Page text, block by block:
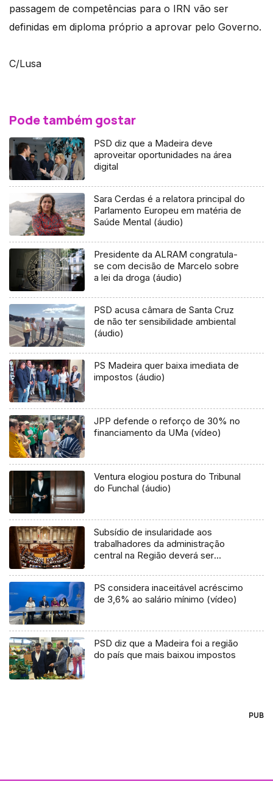
passagem de competências para o IRN vão ser
definidas em diploma próprio a aprovar pelo Governo.
C/Lusa
Pode também gostar
PSD diz que a Madeira deve
aproveitar oportunidades na área
digital
Sara Cerdas é a relatora principal do
Parlamento Europeu em matéria de
Saúde Mental (áudio)
Presidente da ALRAM congratula-
se com decisão de Marcelo sobre
a lei da droga (áudio)
PSD acusa câmara de Santa Cruz
de não ter sensibilidade ambiental
(áudio)
PS Madeira quer baixa imediata de
impostos (áudio)
JPP defende o reforço de 30% no
financiamento da UMa (vídeo)
Ventura elogiou postura do Tribunal
do Funchal (áudio)
Subsídio de insularidade aos
trabalhadores da administração
central na Região deverá ser
PS considera inaceitável acréscimo
de 3,6% ao salário mínimo (vídeo)
PSD diz que a Madeira foi a região
do país que mais baixou impostos
PUB